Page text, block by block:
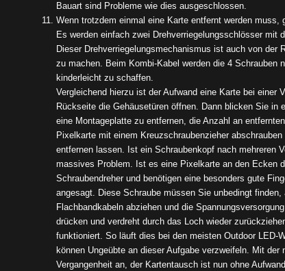
Bauart sind Probleme wie dies ausgeschlossen.
Wenn trotzdem einmal eine Karte entfernt werden
Es werden einfach zwei Drehverriegelungsschlösser mit
Dieser Drehverriegelungsmechanismus ist auch von
zu machen. Beim Kombi-Kabel werden die 4
kinderleicht zu schaffen.
Vergleichend hierzu ist der Aufwand eine Karte bei
Rückseite die Gehäusetüren öffnen. Dann blicken Sie
eine Montageplatte zu entfernen, die Anzahl an
Pixelkarte mit einem Kreuzschraubenzieher
entfernen lassen. Ist ein Schraubenkopf nach mehreren
massives Problem. Ist es eine Pixelkarte an den Ecken
Schraubendreher und benötigen eine besonders gute
angesagt. Diese Schraube müssen Sie unbedingt
Flachbandkabeln abziehen und die
drücken und verdreht durch das Loch wieder
funktioniert. So läuft dies bei den meisten Outdoor LED-
können Ungeübte an dieser Aufgabe verzweifeln. Mit
Vergangenheit an, der Kartentausch ist nun ohne